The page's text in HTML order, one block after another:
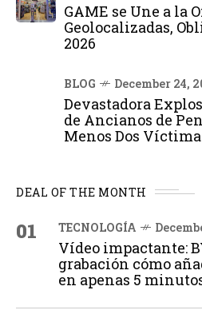
GAME se Une a la
Geolocalizadas,
2026
BLOG December 24,
Devastadora
de Ancianos de
Menos Dos
DEAL OF THE MONTH
01 TECNOLOGÍA
Vídeo impactante:
grabación cómo
en apenas 5